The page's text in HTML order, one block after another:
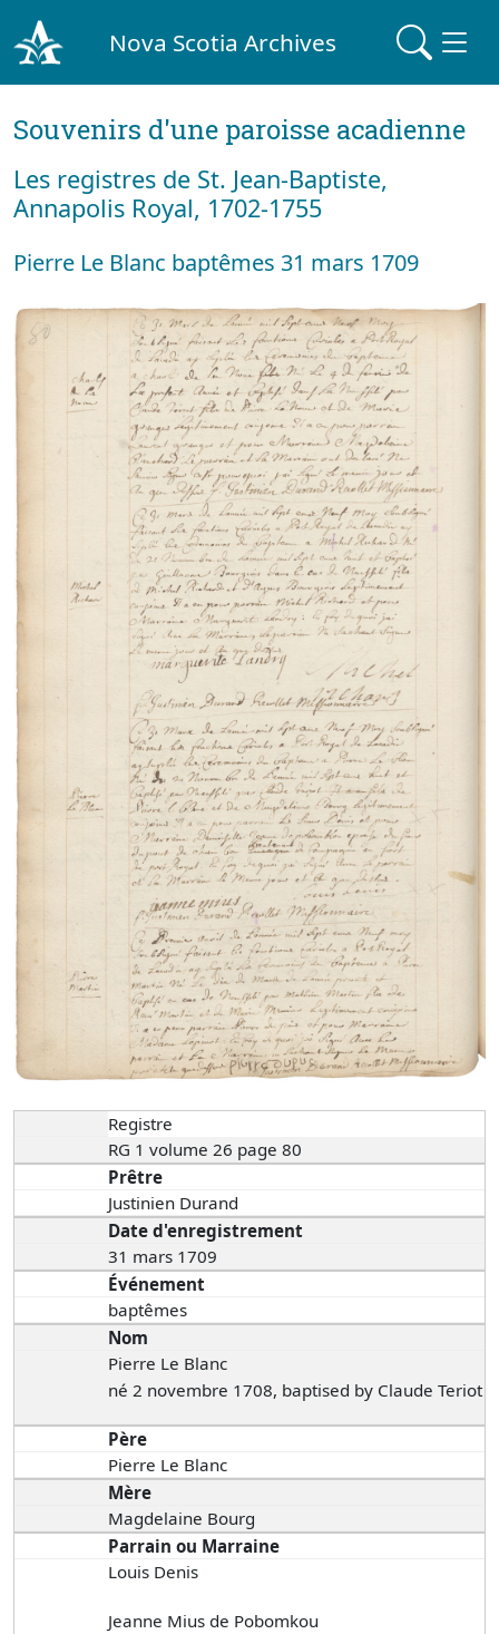
Nova Scotia Archives
Souvenirs d'une paroisse acadienne
Les registres de St. Jean-Baptiste,
Annapolis Royal, 1702-1755
Pierre Le Blanc baptêmes 31 mars 1709
Registre
RG 1 volume 26 page 80
Prêtre
Justinien Durand
Date d'enregistrement
31 mars 1709
Événement
baptêmes
Nom
Pierre Le Blanc
né 2 novembre 1708, baptised by Claude Teriot
Père
Pierre Le Blanc
Mère
Magdelaine Bourg
Parrain ou Marraine
Louis Denis
Jeanne Mius de Pobomkou